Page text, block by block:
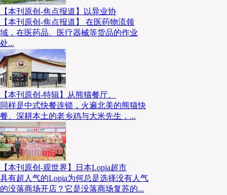
【本刊原创-焦点报道】以异业协
【本刊原创-焦点报道】 在医药物流领
域，在医药品、医疗器械等货品的作业
处...
【本刊原创-特辑】从熊猫餐厅、
同样是中式快餐连锁，火遍北美的熊猫快
餐、深耕本土的老乡鸡与大米先生，...
【本刊原创-观世界】日本Lopia超市
具有超人气的Lopia为何总是选择没有人气
的没落商场开店？它是没落商场复苏的...